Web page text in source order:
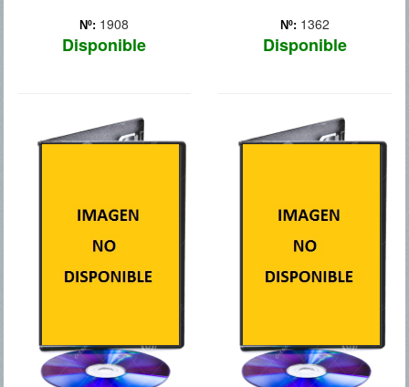
Nº: 1908
Disponible
Nº: 1362
Disponible
de su padre, Alan (Zach
Galifianakas) es llevado
(Bradley Cooper), Stu (Ed
Helms) y Doug (Justin
especializado para que
ilimitado, Diana (Melissa
McCarthy), una
vive a lo grande en las
afueras de Miami. El único
va de compras usa el